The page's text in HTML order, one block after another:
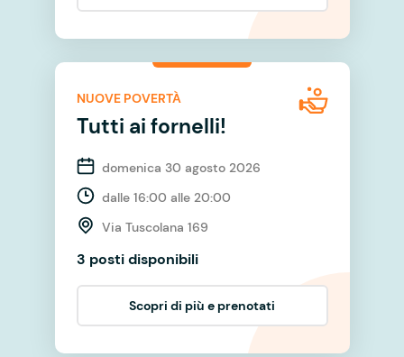
NUOVE POVERTÀ
Tutti ai fornelli!
domenica 30 agosto 2026
dalle 16:00 alle 20:00
Via Tuscolana 169
3 posti disponibili
Scopri di più e prenotati